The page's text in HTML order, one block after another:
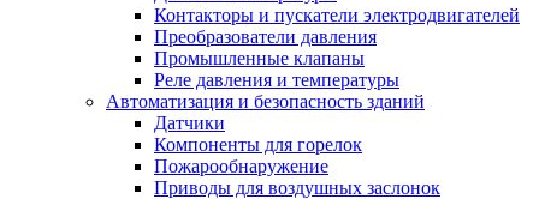
Контакторы и пускатели электродвигателей
Преобразователи давления
Промышленные клапаны
Реле давления и температуры
Автоматизация и безопасность зданий
Датчики
Компоненты для горелок
Пожарообнаружение
Приводы для воздушных заслонок